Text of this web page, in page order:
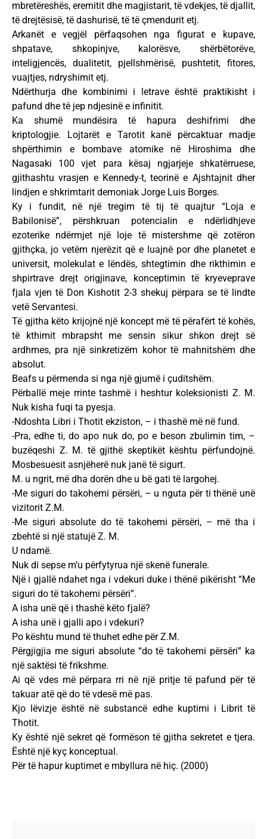
mbretëreshës, eremitit dhe magjistarit, të vdekjes, të djallit,
të drejtësisë, të dashurisë, të të çmendurit etj.
Arkanët e vegjël përfaqsohen nga figurat e kupave,
shpatave, shkopinjve, kalorësve, shërbëtorëve,
inteligjencës, dualitetit, pjellshmërisë, pushtetit, fitores,
vuajtjes, ndryshimit etj.
Ndërthurja dhe kombinimi i letrave është praktikisht i
pafund dhe të jep ndjesinë e infinitit.
Ka shumë mundësira të hapura deshifrimi dhe
kriptologjie. Lojtarët e Tarotit kanë përcaktuar madje
shpërthimin e bombave atomike në Hiroshima dhe
Nagasaki 100 vjet para kësaj ngjarjeje shkatërruese,
gjithashtu vrasjen e Kennedy-t, teorinë e Ajshtajnit dher
lindjen e shkrimtarit demoniak Jorge Luis Borges.
Ky i fundit, në një tregim të tij të quajtur “Loja e
Babilonisë”, përshkruan potencialin e ndërlidhjeve
ezoterike ndërmjet një loje të mistershme që zotëron
gjithçka, jo vetëm njerëzit që e luajnë por dhe planetet e
universit, molekulat e lëndës, shtegtimin dhe rikthimin e
shpirtrave drejt origjinave, konceptimin të kryeveprave
fjala vjen të Don Kishotit 2-3 shekuj përpara se të lindte
vetë Servantesi.
Të gjitha këto krijojnë një koncept më të përafërt të kohës,
të kthimit mbrapsht me sensin sikur shkon drejt së
ardhmes, pra një sinkretizëm kohor të mahnitshëm dhe
absolut.
Beafs u përmenda si nga një gjumë i çuditshëm.
Përballë meje rrinte tashmë i heshtur koleksionisti Z. M.
Nuk kisha fuqi ta pyesja.
-Ndoshta Libri i Thotit ekziston, – i thashë më në fund.
-Pra, edhe ti, do apo nuk do, po e beson zbulimin tim, –
buzëqeshi Z. M. të gjithë skeptikët kështu përfundojnë.
Mosbesuesit asnjëherë nuk janë të sigurt.
M. u ngrit, më dha dorën dhe u bë gati të largohej.
-Me siguri do takohemi përsëri, – u nguta për ti thënë unë
vizitorit Z.M.
-Me siguri absolute do të takohemi përsëri, – më tha i
zbehtë si një statujë Z. M.
U ndamë.
Nuk di sepse m’u përfytyrua një skenë funerale.
Një i gjallë ndahet nga i vdekuri duke i thënë pikërisht “Me
siguri do të takohemi përsëri”.
A isha unë që i thashë këto fjalë?
A isha unë i gjalli apo i vdekuri?
Po kështu mund të thuhet edhe për Z.M.
Përgjigjia me siguri absolute “do të takohemi përsëri” ka
një saktësi të frikshme.
Ai që vdes më përpara rri në një pritje të pafund për të
takuar atë që do të vdesë më pas.
Kjo lëvizje është në substancë edhe kuptimi i Librit të
Thotit.
Ky është një sekret që formëson të gjitha sekretet e tjera.
Është një kyç konceptual.
Për të hapur kuptimet e mbyllura në hiç. (2000)